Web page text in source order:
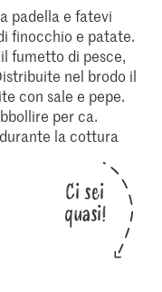
padella e fatevi
finocchio e patate.
fumetto di pesce,
nel brodo il
con sale e pepe.
per ca.
la cottura
Ci sei
quasi!